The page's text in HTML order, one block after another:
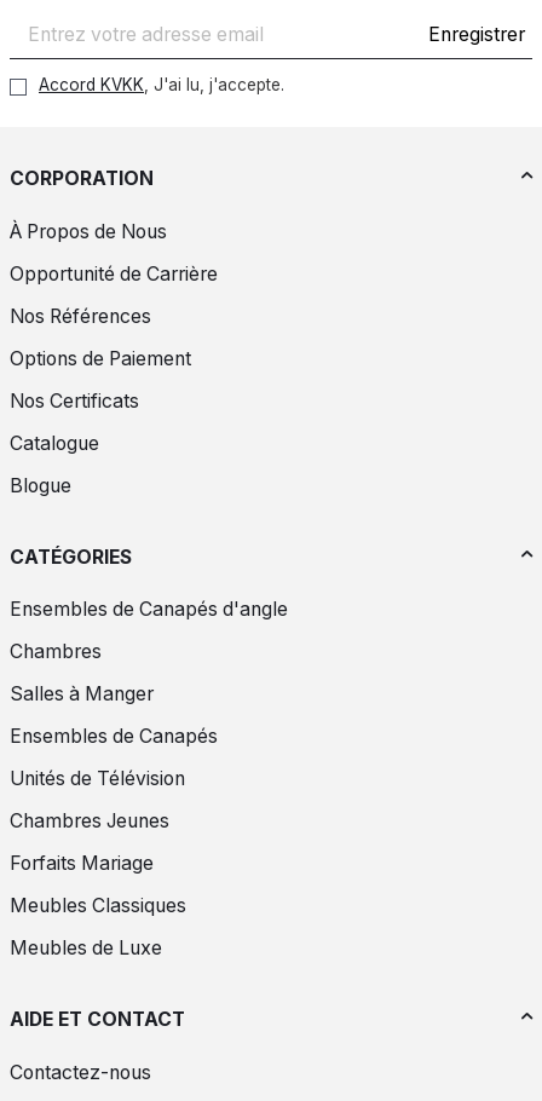
Enregistrer
Accord KVKK, J'ai lu, j'accepte.
CORPORATION
À Propos de Nous
Opportunité de Carrière
Nos Références
Options de Paiement
Nos Certificats
Catalogue
Blogue
CATÉGORIES
Ensembles de Canapés d'angle
Chambres
Salles à Manger
Ensembles de Canapés
Unités de Télévision
Chambres Jeunes
Forfaits Mariage
Meubles Classiques
Meubles de Luxe
AIDE ET CONTACT
Contactez-nous